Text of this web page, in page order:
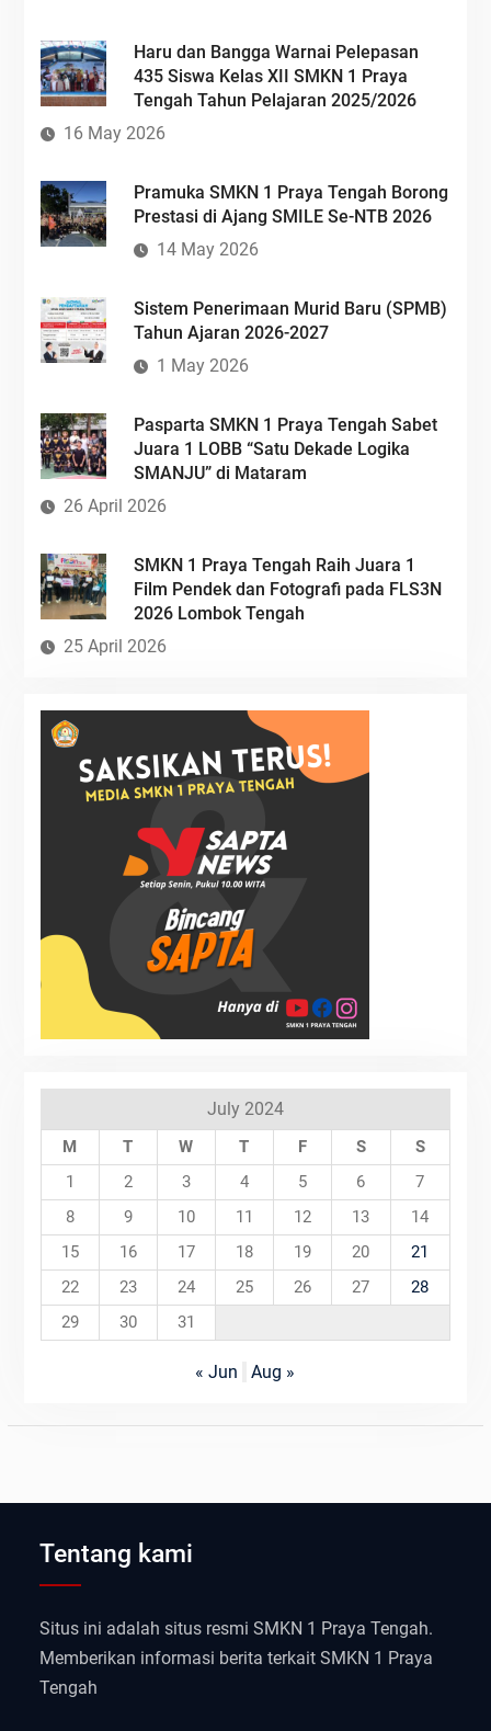
Haru dan Bangga Warnai Pelepasan
435 Siswa Kelas XII SMKN 1 Praya
Tengah Tahun Pelajaran 2025/2026
16 May 2026
Pramuka SMKN 1 Praya Tengah Borong
Prestasi di Ajang SMILE Se-NTB 2026
14 May 2026
Sistem Penerimaan Murid Baru (SPMB)
Tahun Ajaran 2026-2027
1 May 2026
Pasparta SMKN 1 Praya Tengah Sabet
Juara 1 LOBB “Satu Dekade Logika
SMANJU” di Mataram
26 April 2026
SMKN 1 Praya Tengah Raih Juara 1
Film Pendek dan Fotografi pada FLS3N
2026 Lombok Tengah
25 April 2026
July 2024
M T W T F S
S
1
2 3 4 5 6
7
8
9 10 11 12 13
14
15
16 17 18 19 20
21
22
23 24 25 26 27
28
29
30 31
« Jun Aug »
Tentang kami
Situs ini adalah situs resmi SMKN 1 Praya Tengah.
Memberikan informasi berita terkait SMKN 1 Praya
Tengah